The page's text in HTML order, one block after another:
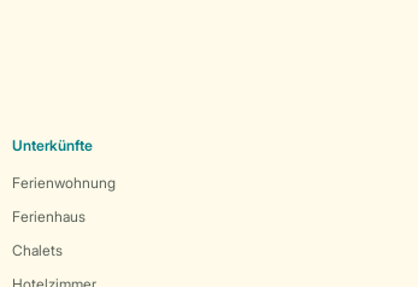
Unterkünfte
Ferienwohnung
Ferienhaus
Chalets